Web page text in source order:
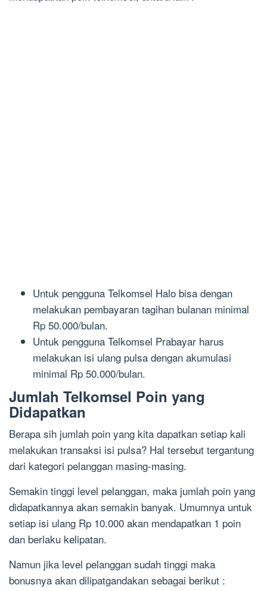
Untuk pengguna Telkomsel Halo bisa dengan
melakukan pembayaran tagihan bulanan minimal
Rp 50.000/bulan.
Untuk pengguna Telkomsel Prabayar harus
melakukan isi ulang pulsa dengan akumulasi
minimal Rp 50.000/bulan.
Jumlah Telkomsel Poin yang
Didapatkan
Berapa sih jumlah poin yang kita dapatkan setiap kali
melakukan transaksi isi pulsa? Hal tersebut tergantung
dari kategori pelanggan masing-masing.
Semakin tinggi level pelanggan, maka jumlah poin yang
didapatkannya akan semakin banyak. Umumnya untuk
setiap isi ulang Rp 10.000 akan mendapatkan 1 poin
dan berlaku kelipatan.
Namun jika level pelanggan sudah tinggi maka
bonusnya akan dilipatgandakan sebagai berikut :